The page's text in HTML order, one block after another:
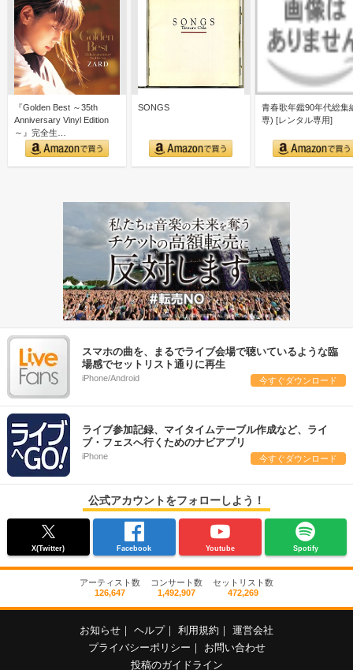
『Golden Best ～35th
Anniversary Vinyl Edition
～』完全生…
SONGS
青春歌年鑑90年代総集
専) [レンタル専用]
スマホの曲を、まるでライブ会場で聴いているような臨
場感でセットリスト通りに再生
iPhone/Android 今すぐダウンロード
ライブ参加記録、マイタイムテーブル作成など、ライ
ブ・フェスへ行くためのナビアプリ
iPhone 今すぐダウンロード
公式アカウントをフォローしよう！
X(Twitter) Facebook Youtube Spotify
アーティスト数
126,647
コンサート数
1,492,907
セットリスト数
472,269
お知らせ ヘルプ 利用規約
運営会社
プライバシーポリシー
お問い合わせ
投稿のガイドライン